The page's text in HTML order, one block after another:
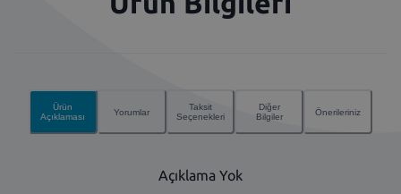
Ürün
Açıklaması
Yorumlar
Taksit
Seçenekleri
Diğer
Bilgiler
Önerileriniz
Açıklama Yok